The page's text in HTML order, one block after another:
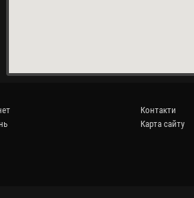
Контакти
Карта сайту